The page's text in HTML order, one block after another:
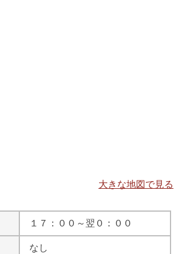
大きな地図で見る
１７：００～翌０：００
なし